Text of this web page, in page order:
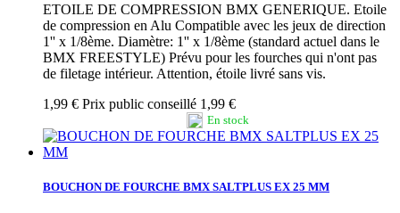
ETOILE DE COMPRESSION BMX GENERIQUE. Etoile
de compression en Alu Compatible avec les jeux de direction
1'' x 1/8ème. Diamètre: 1'' x 1/8ème (standard actuel dans le
BMX FREESTYLE) Prévu pour les fourches qui n'ont pas
de filetage intérieur. Attention, étoile livré sans vis.
1,99 € Prix public conseillé 1,99 €
En stock
BOUCHON DE FOURCHE BMX SALTPLUS EX 25 MM